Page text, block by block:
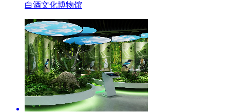
白酒文化博物馆